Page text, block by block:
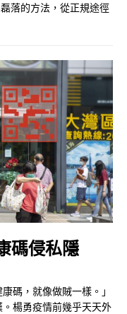
落的方法，從正規途徑
碼侵私隱
碼，就像做賊一樣。」
楊勇疫情前幾乎天天外